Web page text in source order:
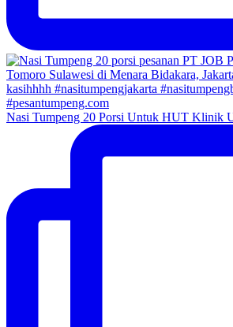
Nasi Tumpeng 20 Porsi Untuk HUT Klinik